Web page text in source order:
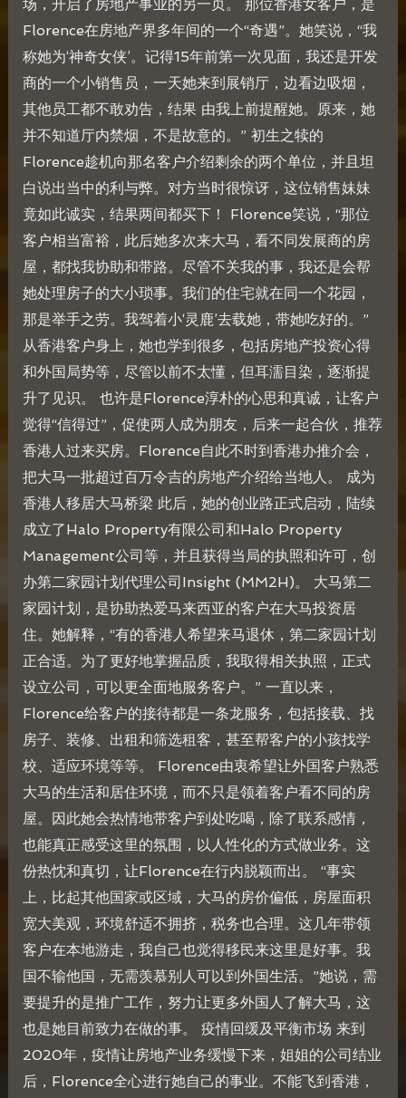
场，开启了房地产事业的另一页。 那位香港女客户，是
Florence在房地产界多年间的一个“奇遇”。她笑说，“我
称她为‘神奇女侠’。记得15年前第一次见面，我还是开发
商的一个小销售员，一天她来到展销厅，边看边吸烟，
其他员工都不敢劝告，结果 由我上前提醒她。原来，她
并不知道厅内禁烟，不是故意的。” 初生之犊的
Florence趁机向那名客户介绍剩余的两个单位，并且坦
白说出当中的利与弊。对方当时很惊讶，这位销售妹妹
竟如此诚实，结果两间都买下！ Florence笑说，“那位
客户相当富裕，此后她多次来大马，看不同发展商的房
屋，都找我协助和带路。尽管不关我的事，我还是会帮
她处理房子的大小琐事。我们的住宅就在同一个花园，
那是举手之劳。我驾着小‘灵鹿’去载她，带她吃好的。”
从香港客户身上，她也学到很多，包括房地产投资心得
和外国局势等，尽管以前不太懂，但耳濡目染，逐渐提
升了见识。 也许是Florence淳朴的心思和真诚，让客户
觉得“信得过”，促使两人成为朋友，后来一起合伙，推荐
香港人过来买房。Florence自此不时到香港办推介会，
把大马一批超过百万令吉的房地产介绍给当地人。 成为
香港人移居大马桥梁 此后，她的创业路正式启动，陆续
成立了Halo Property有限公司和Halo Property
Management公司等，并且获得当局的执照和许可，创
办第二家园计划代理公司Insight (MM2H)。 大马第二
家园计划，是协助热爱马来西亚的客户在大马投资居
住。她解释，“有的香港人希望来马退休，第二家园计划
正合适。为了更好地掌握品质，我取得相关执照，正式
设立公司，可以更全面地服务客户。” 一直以来，
Florence给客户的接待都是一条龙服务，包括接载、找
房子、装修、出租和筛选租客，甚至帮客户的小孩找学
校、适应环境等等。 Florence由衷希望让外国客户熟悉
大马的生活和居住环境，而不只是领着客户看不同的房
屋。因此她会热情地带客户到处吃喝，除了联系感情，
也能真正感受这里的氛围，以人性化的方式做业务。这
份热忱和真切，让Florence在行内脱颖而出。 “事实
上，比起其他国家或区域，大马的房价偏低，房屋面积
宽大美观，环境舒适不拥挤，税务也合理。这几年带领
客户在本地游走，我自己也觉得移民来这里是好事。我
国不输他国，无需羡慕别人可以到外国生活。”她说，需
要提升的是推广工作，努力让更多外国人了解大马，这
也是她目前致力在做的事。 疫情回缓及平衡市场 来到
2020年，疫情让房地产业务缓慢下来，姐姐的公司结业
后，Florence全心进行她自己的事业。不能飞到香港，